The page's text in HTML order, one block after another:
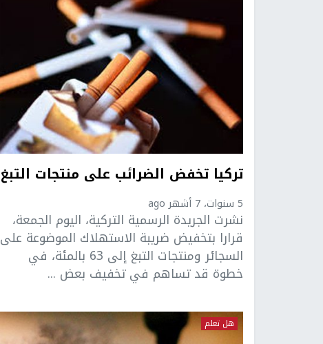
تركيا تخفض الضرائب على منتجات التبغ
5 سنوات، 7 أشهر ago
نشرت الجريدة الرسمية التركية، اليوم الجمعة،
قرارا بتخفيض ضريبة الاستهلاك الموضوعة على
السجائر ومنتجات التبغ إلى 63 بالمئة، في
خطوة قد تساهم في تخفيف بعض ...
هل تعلم